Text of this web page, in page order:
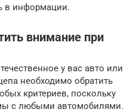
в информации.
внимание при
у вас авто или
необходимо обратить
критериев, поскольку
с любыми автомобилями.